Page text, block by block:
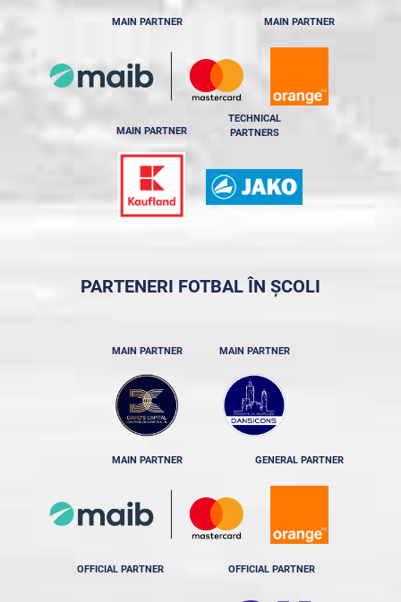
MAIN PARTNER MAIN PARTNER
MAIN PARTNER
TECHNICAL
PARTNERS
PARTENERI FOTBAL ÎN ȘCOLI
MAIN PARTNER MAIN PARTNER
MAIN PARTNER GENERAL PARTNER
OFFICIAL PARTNER OFFICIAL PARTNER